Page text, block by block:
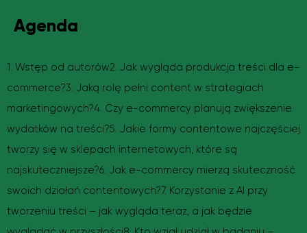
Agenda
1. Wstęp od autorów2. Jak wygląda produkcja treści dla e-
commerce?3. Jaką rolę pełni content w strategiach
marketingowych?4. Czy e-commercy planują zwiększenie
wydatków na treści?5. Jakie formy contentowe najczęściej
tworzy się w sklepach internetowych, które są
najskuteczniejsze?6. Jak e-commercy mierzą skuteczność
swoich działań contentowych?7. Korzystanie z AI przy
tworzeniu treści – jak wygląda teraz, a jak będzie